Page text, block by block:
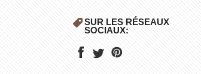
SUR LES RÉSEAUX
SOCIAUX: